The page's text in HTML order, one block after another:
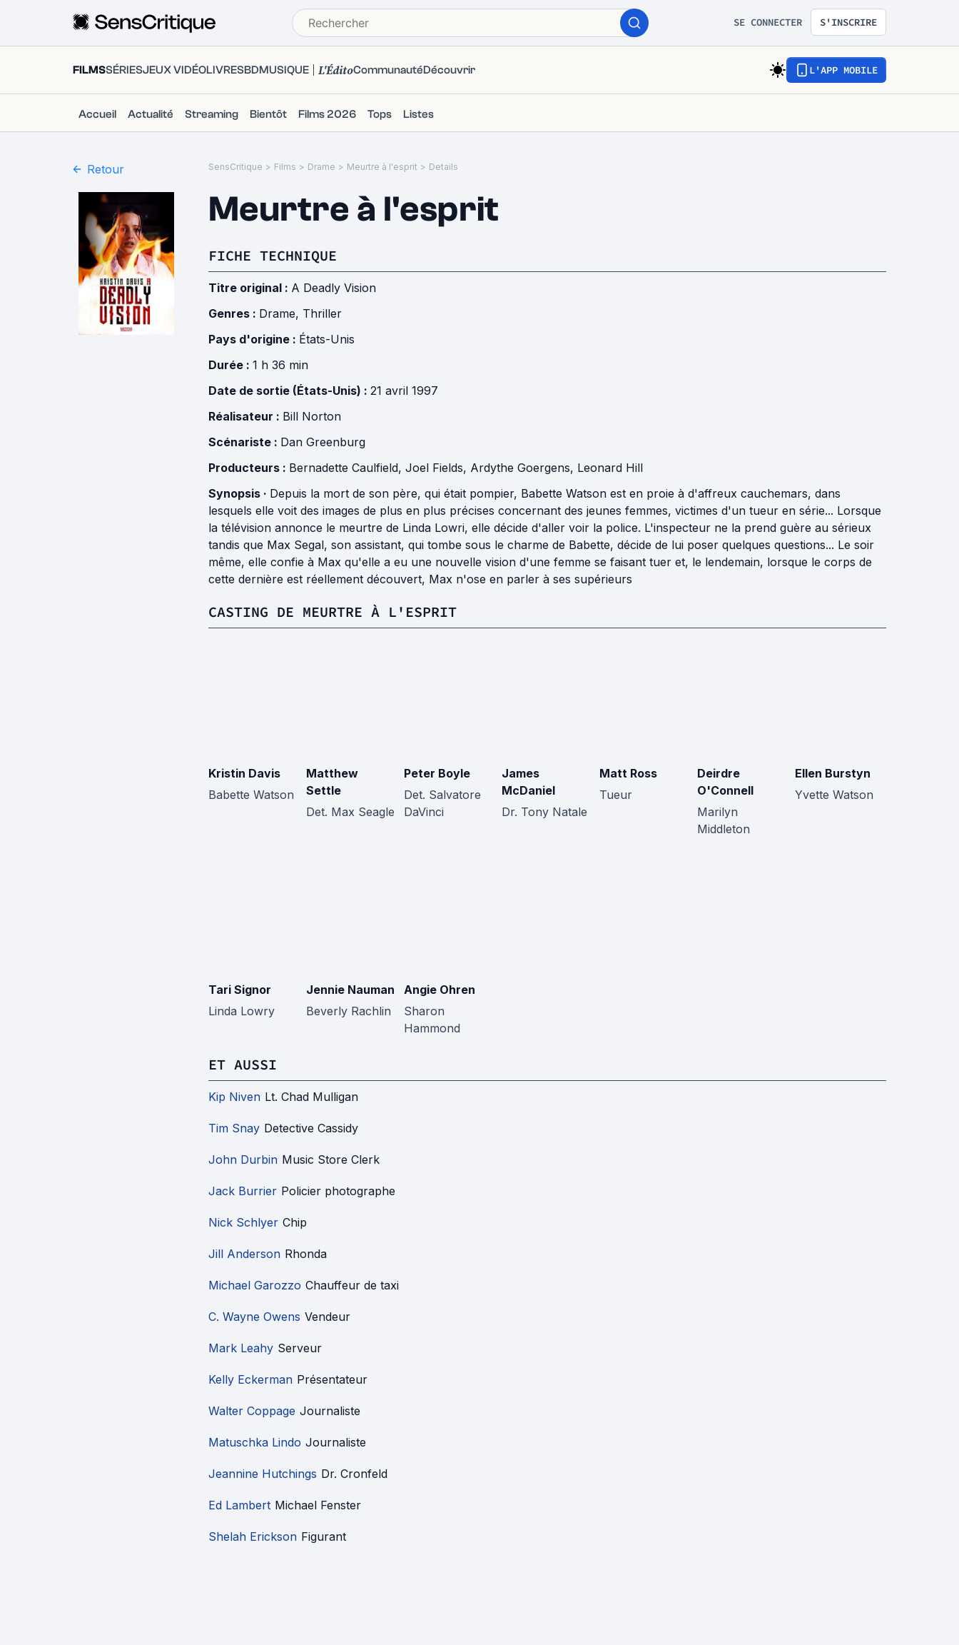
SE CONNECTER S'INSCRIRE
FILMSSÉRIESJEUX VIDÉOLIVRESBDMUSIQUE L'ÉditoCommunautéDécouvrir L'APP MOBILE
Accueil Actualité Streaming Bientôt Films 2026 Tops Listes
Retour SensCritique > Films > Drame > Meurtre à l'esprit > Details
Meurtre à l'esprit
FICHE TECHNIQUE
Titre original : A Deadly Vision
Genres : Drame, Thriller
Pays d'origine : États-Unis
Durée : 1 h 36 min
Date de sortie (États-Unis) : 21 avril 1997
Réalisateur : Bill Norton
Scénariste : Dan Greenburg
Producteurs : Bernadette Caulfield, Joel Fields, Ardythe Goergens, Leonard Hill
Synopsis · Depuis la mort de son père, qui était pompier, Babette Watson est en proie à d'affreux cauchemars, dans
lesquels elle voit des images de plus en plus précises concernant des jeunes femmes, victimes d'un tueur en série... Lorsque
la télévision annonce le meurtre de Linda Lowri, elle décide d'aller voir la police. L'inspecteur ne la prend guère au sérieux
tandis que Max Segal, son assistant, qui tombe sous le charme de Babette, décide de lui poser quelques questions... Le soir
même, elle confie à Max qu'elle a eu une nouvelle vision d'une femme se faisant tuer et, le lendemain, lorsque le corps de
cette dernière est réellement découvert, Max n'ose en parler à ses supérieurs
CASTING DE MEURTRE À L'ESPRIT
Kristin Davis
Babette Watson
Matthew
Settle
Det. Max Seagle
Peter Boyle
Det. Salvatore
DaVinci
James
McDaniel
Dr. Tony Natale
Matt Ross
Tueur
Deirdre
O'Connell
Marilyn
Middleton
Ellen Burstyn
Yvette Watson
Tari Signor
Linda Lowry
Jennie Nauman
Beverly Rachlin
Angie Ohren
Sharon
Hammond
ET AUSSI
Kip Niven Lt. Chad Mulligan
Tim Snay Detective Cassidy
John Durbin Music Store Clerk
Jack Burrier Policier photographe
Nick Schlyer Chip
Jill Anderson Rhonda
Michael Garozzo Chauffeur de taxi
C. Wayne Owens Vendeur
Mark Leahy Serveur
Kelly Eckerman Présentateur
Walter Coppage Journaliste
Matuschka Lindo Journaliste
Jeannine Hutchings Dr. Cronfeld
Ed Lambert Michael Fenster
Shelah Erickson Figurant